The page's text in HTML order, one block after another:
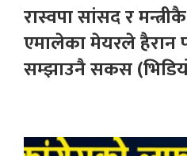
रास्वपा सांसद र
एमालेका मेयरले हैरान
सम्झाउनै सकस